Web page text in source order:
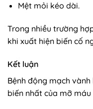
Mệt mỏi kéo dài.
Trong nhiều trường
khi xuất hiện biến cố
Kết luận
Bệnh động mạch
biến nhất của mỡ